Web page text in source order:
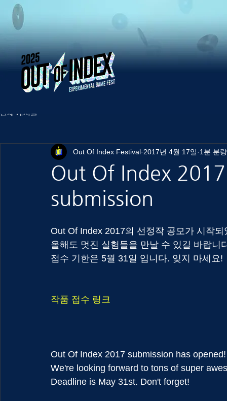
전체 게시물
Out Of Index
submission
Out Of Index Festival 2017년 4월 17일 1분 분량
Out Of Index 2017의 선정작 공모가 시작되
올해도 멋진 실험들을 만날 수 있길 바랍니
접수 기한은 5월 31일 입니다. 잊지 마세요!
작품 접수 링크
Out Of Index 2017 submission has opened!
We're looking forward to tons of super
Deadline is May 31st. Don't forget!